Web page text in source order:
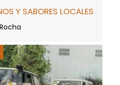
Y SABORES LOCALES
Rocha